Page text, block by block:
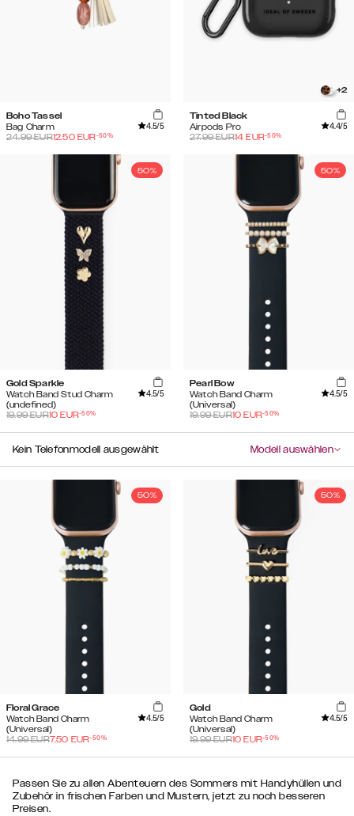
Boho Tassel
Bag Charm
4.5/5
24.99EUR12.50 EUR-50%
+2
Tinted Black
Airpods Pro
4.4/5
27.99EUR14 EUR-50%
50%
Gold Sparkle
Watch Band Stud Charm
(undefined)
4.5/5
19.99EUR10 EUR-50%
50%
Pearl Bow
Watch Band Charm
(Universal)
4.5/5
19.99EUR10 EUR-50%
Kein Telefonmodell ausgewählt Modell auswählen
50%
Floral Grace
Watch Band Charm
(Universal)
4.5/5
14.99EUR7.50 EUR-50%
50%
Gold
Watch Band Charm
(Universal)
4.5/5
19.99EUR10 EUR-50%
Passen Sie zu allen Abenteuern des Sommers mit Handyhüllen und
Zubehör in frischen Farben und Mustern, jetzt zu noch besseren
Preisen.